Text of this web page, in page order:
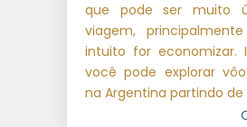
que pode ser muito
viagem,
intuito for economizar.
você pode explorar
na Argentina partindo de